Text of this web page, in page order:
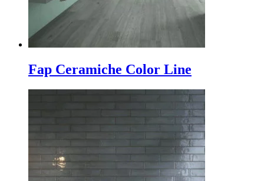
Fap Ceramiche Color Line